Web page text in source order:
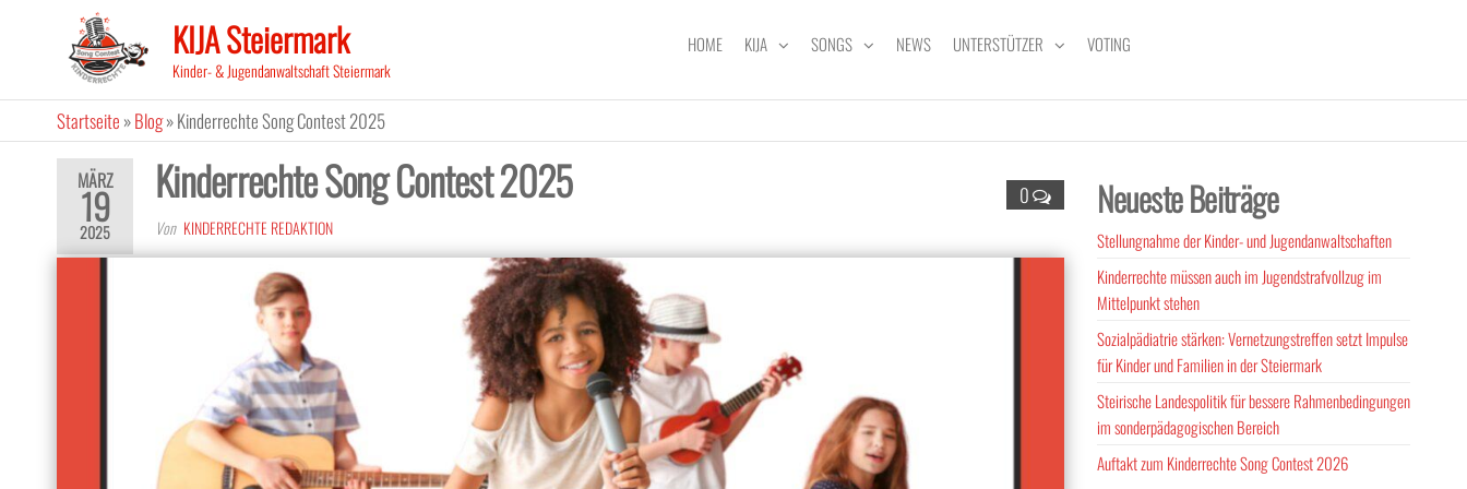
KIJA Steiermark
Kinder- & Jugendanwaltschaft Steiermark
HOME KIJA SONGS NEWS UNTERSTÜTZER VOTING
Startseite »Blog»Kinderrechte Song Contest 2025
MÄRZ
19
2025
0
Kinderrechte Song Contest 2025
Von KINDERRECHTE REDAKTION
Neueste Beiträge
Stellungnahme der Kinder- und Jugendanwaltschaften
Kinderrechte müssen auch im Jugendstrafvollzug im
Mittelpunkt stehen
Sozialpädiatrie stärken: Vernetzungstreffen setzt Impulse
für Kinder und Familien in der Steiermark
Steirische Landespolitik für bessere Rahmenbedingungen
im sonderpädagogischen Bereich
Auftakt zum Kinderrechte Song Contest 2026